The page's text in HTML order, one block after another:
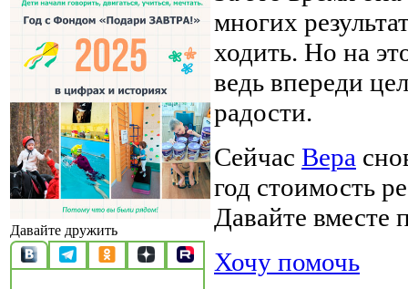
Давайте дружить
многих
ходить. Но на
ведь впереди
радости.
Сейчас Вера
год стоимость
Давайте вместе
Хочу помочь